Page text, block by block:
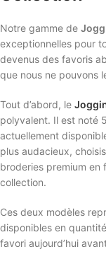
Notre gamme de
exceptionnelles pour
devenus des favoris
que nous ne pouvons
Tout d’abord, le
polyvalent. Il est noté
actuellement
plus audacieux,
broderies premium
collection.
Ces deux modèles
disponibles en
favori aujourd’hui